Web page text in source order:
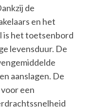
de
en het
is het toetsenbord
levensduur. De
aanslagen. De
een